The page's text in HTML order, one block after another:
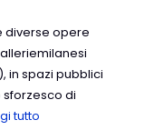
diverse opere
in spazi pubblici
di
tutto